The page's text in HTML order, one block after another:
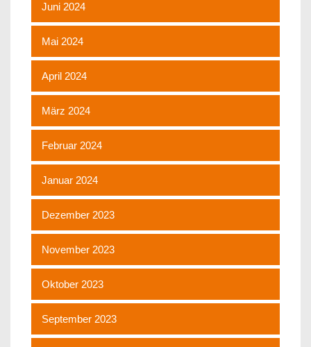
Juni 2024
Mai 2024
April 2024
März 2024
Februar 2024
Januar 2024
Dezember 2023
November 2023
Oktober 2023
September 2023